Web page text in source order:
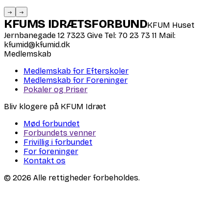
KFUMS IDRÆTSFORBUNDKFUM Huset
Jernbanegade 12 7323 Give Tel: 70 23 73 11 Mail:
kfumid@kfumid.dk
Medlemskab
Medlemskab for Efterskoler
Medlemskab for Foreninger
Pokaler og Priser
Bliv klogere på KFUM Idræt
Mød forbundet
Forbundets venner
Frivillig i forbundet
For foreninger
Kontakt os
© 2026 Alle rettigheder forbeholdes.